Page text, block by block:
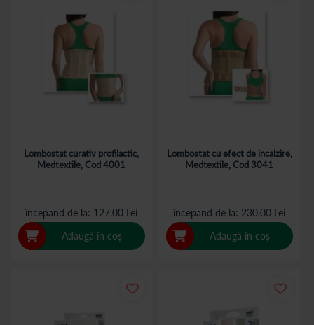
Lombostat curativ profilactic,
Medtextile, Cod 4001
începand de la 127,00 Lei
Adaugă în coș
Lombostat cu efect de incalzire,
Medtextile, Cod 3041
începand de la 230,00 Lei
Adaugă în coș